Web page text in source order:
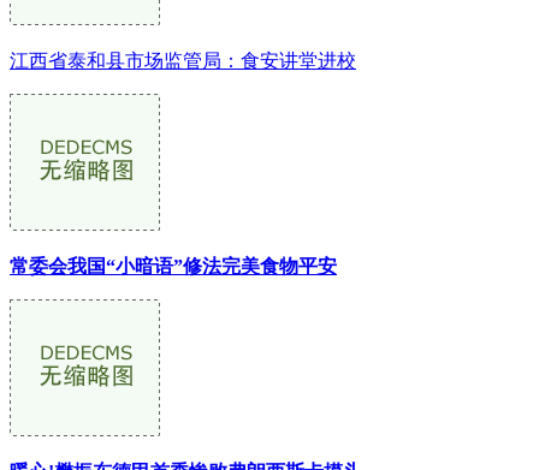
江西省泰和县市场监管局：食安讲堂进校
常委会我国“小暗语”修法完美食物平安